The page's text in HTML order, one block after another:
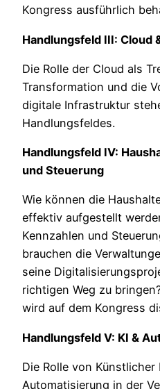
Kongress ausführlich
Handlungsfeld III: Cloud
Die Rolle der Cloud als
Transformation und die
digitale Infrastruktur
Handlungsfeldes.
Handlungsfeld IV:
und Steuerung
Wie können die
effektiv aufgestellt
Kennzahlen und
brauchen die
seine
richtigen Weg zu
wird auf dem Kongress
Handlungsfeld V: KI &
Die Rolle von
Automatisierung in der